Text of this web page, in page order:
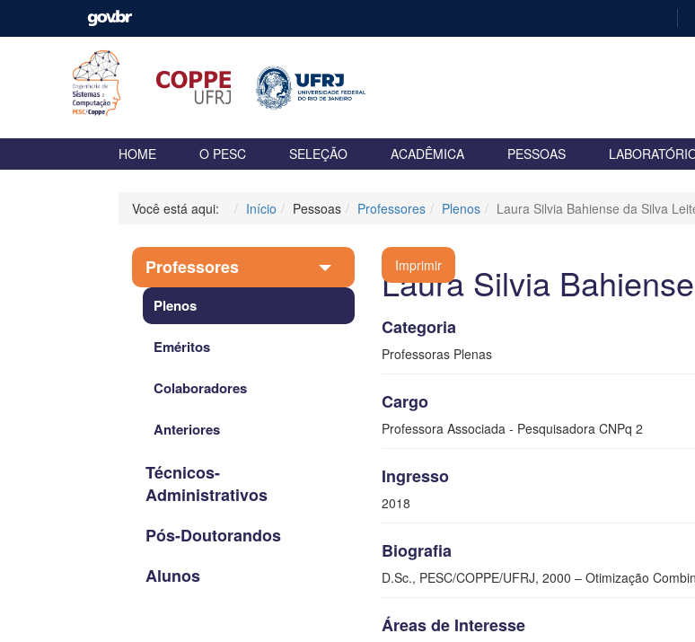
HOME O PESC SELEÇÃO ACADÊMICA PESSOAS
Você está aqui: Início Pessoas Professores Plenos Laura Silvia Bahiense da Silva
Professores
Plenos
Eméritos
Colaboradores
Anteriores
Técnicos-
Administrativos
Pós-Doutorandos
Alunos
Imprimir
Laura Silvia
Categoria
Professoras Plenas
Cargo
Professora Associada - Pesquisadora CNPq 2
Ingresso
2018
Biografia
D.Sc., PESC/COPPE/UFRJ, 2000 – Otimização
Áreas de Interesse